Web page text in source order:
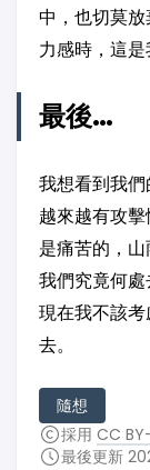
中，也切莫
力感時，這是
最後…
我想看到我
越來越有攻
是痛苦的，
我們究竟何
現在我不該
去。
隨想
採用 CC
最後更新